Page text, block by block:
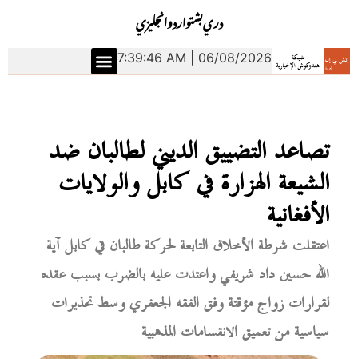
انجليزياردوبشتودري
7:39:47 AM | 06/08/2026
تصاعد التضييق الديني لطالبان ضد
الشيعة الهزارة في كابل والولايات
الأفغانية
اعتقلت شرطة الأخلاق التابعة لحركة طالبان في كابل آية
الله حسين داد شريفي واعتدت عليه بالضرب بسبب عقده
لقرارات زواج مؤقتة وفق الفقه الجعفري وسط تحذيرات
سياسية من تعميق الانقسامات المذهبية